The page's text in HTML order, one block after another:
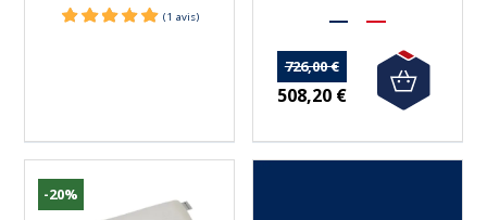
726,00 €
508,20 €
-20%